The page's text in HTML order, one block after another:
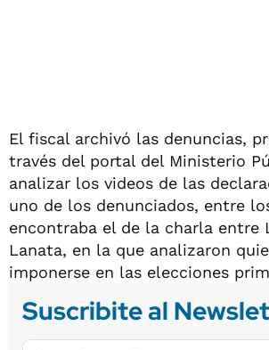
El fiscal archivó las denuncias,
través del portal del Ministerio
analizar los videos de las
uno de los denunciados, entre
encontraba el de la charla entre
Lanata, en la que analizaron
imponerse en las elecciones
Suscribite al